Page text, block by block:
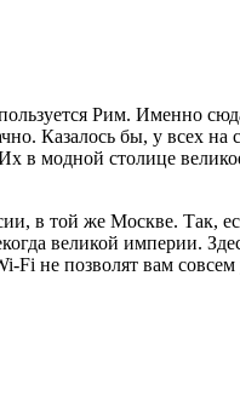
Рим. Именно
Казалось бы, у всех
в модной столице
в той же Москве.
великой империи.
Fi не позволят вам